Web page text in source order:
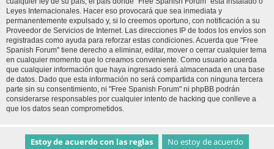
Leyes Internacionales. Hacer eso provocará que sea inmediata y
permanentemente expulsado y, si lo creemos oportuno, con notificación a su
Proveedor de Servicios de Internet. Las direcciones IP de todos los envíos son
registradas como ayuda para reforzar estas condiciones. Acuerda que "Free
Spanish Forum" tiene derecho a eliminar, editar, mover o cerrar cualquier tema
en cualquier momento que lo creamos conveniente. Como usuario acuerda
que cualquier información que haya ingresado será almacenada en una base
de datos. Dado que esta información no será compartida con ninguna tercera
parte sin su consentimiento, ni "Free Spanish Forum" ni phpBB podrán
considerarse responsables por cualquier intento de hacking que conlleve a
que los datos sean comprometidos.